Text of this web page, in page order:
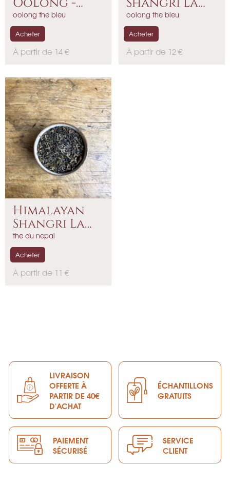
Népal - 2026
oolong the bleu
P
x
À partir de 14 €
Acheter
Oolong...
oolong the bleu
P
À partir de 12 €
Acheter
Himalayan
Shangri La
Noir...
the du nepal
P
À partir de 11 €
Acheter
LIVRAISON
OFFERTE À
PARTIR DE 40€
D'ACHAT
ÉCHANTILLONS
GRATUITS
PAIEMENT
SÉCURISÉ
SERVICE
CLIENT